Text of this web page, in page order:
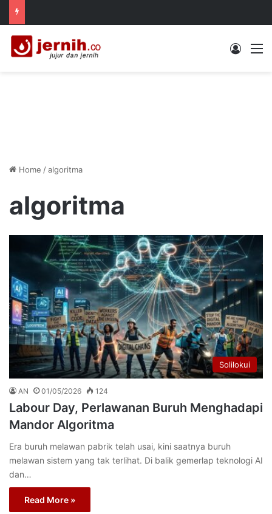
Log In
Home /algoritma
algoritma
Solilokui
AN 01/05/2026 124
Labour Day, Perlawanan Buruh Menghadapi
Mandor Algoritma
Era buruh melawan pabrik telah usai, kini saatnya buruh
melawan sistem yang tak terlihat. Di balik gemerlap teknologi AI
dan…
Read More »